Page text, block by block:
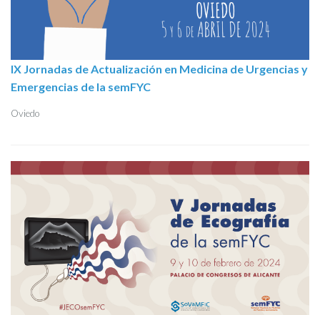
IX Jornadas de Actualización en Medicina de Urgencias y
Emergencias de la semFYC
Oviedo